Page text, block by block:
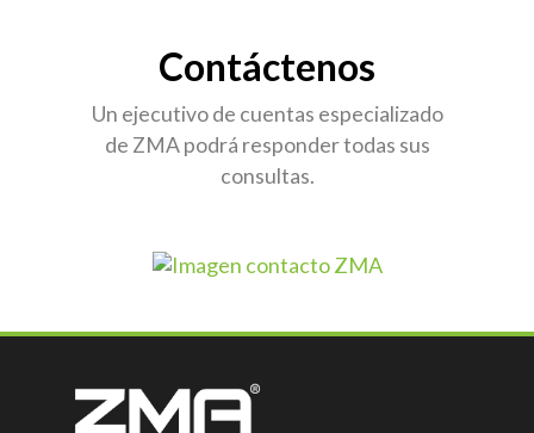
Contáctenos
Un ejecutivo de cuentas especializado
de ZMA podrá responder todas sus
consultas.